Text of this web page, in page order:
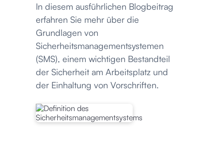
In diesem ausführlichen Blogbeitrag
erfahren Sie mehr über die
Grundlagen von
Sicherheitsmanagementsystemen
(SMS), einem wichtigen Bestandteil
der Sicherheit am Arbeitsplatz und
der Einhaltung von Vorschriften.